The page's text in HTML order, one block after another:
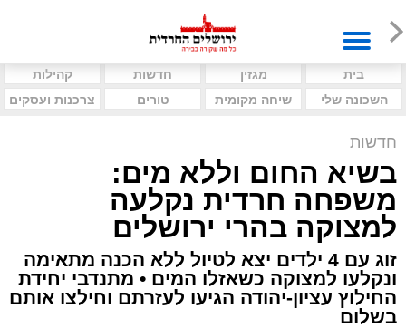
בית מגזין חדשות
קהילות
השכונה שלי
שיחה מקומית טורים צרכנות ועסקים
חדשות
בשיא החום וללא מים:
משפחה חרדית נקלעה
למצוקה בהרי ירושלים
זוג עם 4 ילדים יצא לטיול ללא הכנה מתאימה
ונקלעו למצוקה כשאזלו המים • מתנדבי יחידת
החילוץ עציון-יהודה הגיעו לעזרתם וחילצו אותם
בשלום